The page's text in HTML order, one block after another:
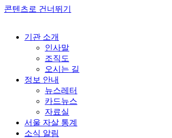
콘텐츠로 건너뛰기
기관 소개
인사말
조직도
오시는 길
정보 안내
뉴스레터
카드뉴스
자료실
서울 자살 통계
소식 알림